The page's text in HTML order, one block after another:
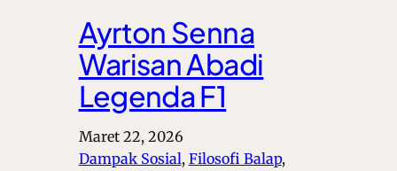
Ayrton Senna
Warisan Abadi
Legenda F1
Maret 22, 2026
Dampak Sosial, Filosofi Balap ,